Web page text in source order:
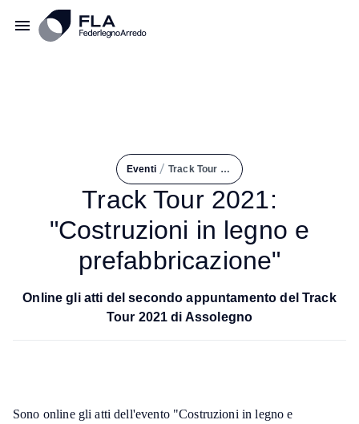
Eventi / Track Tour 2021: "Costruzioni In Legno e Prefabbricazione"
Track Tour 2021:
"Costruzioni in legno e
prefabbricazione"
Online gli atti del secondo appuntamento del Track
Tour 2021 di Assolegno
Sono online gli atti dell'evento "Costruzioni in legno e